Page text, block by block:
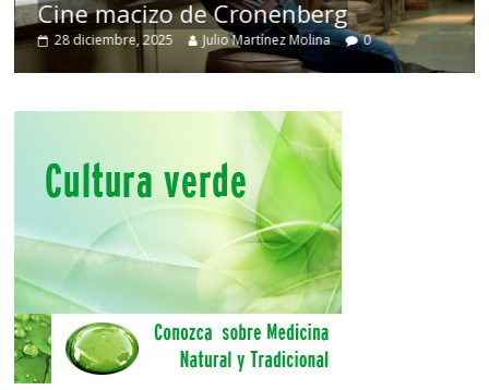
Cine macizo de Cronenberg
28 diciembre, 2025 Julio Martínez Molina 0